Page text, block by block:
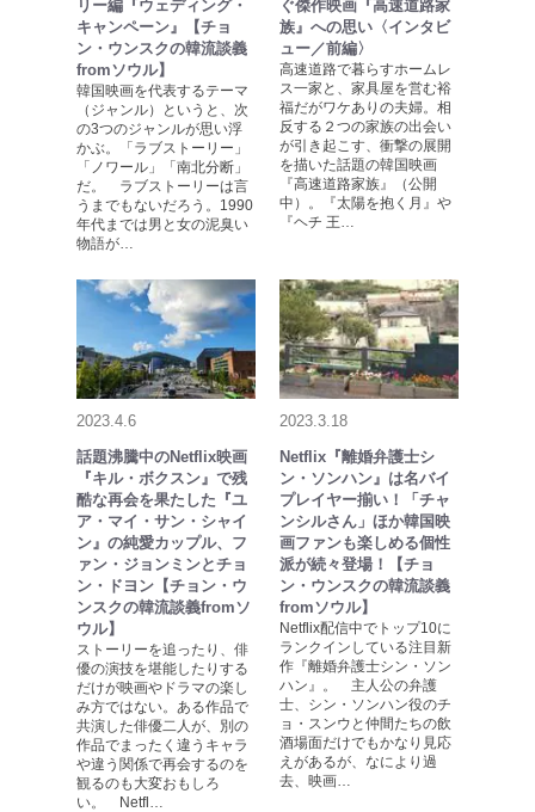
リー編『ウェディング・
キャンペーン』【チョ
ン・ウンスクの韓流談義
fromソウル】
韓国映画を代表するテーマ
（ジャンル）というと、次
の3つのジャンルが思い浮
かぶ。「ラブストーリー」
「ノワール」「南北分断」
だ。 ラブストーリーは言
うまでもないだろう。1990
年代までは男と女の泥臭い
物語が…
ぐ傑作映画『高速道路家
族』への思い〈インタビ
ュー／前編〉
高速道路で暮らすホームレ
ス一家と、家具屋を営む裕
福だがワケありの夫婦。相
反する２つの家族の出会い
が引き起こす、衝撃の展開
を描いた話題の韓国映画
『高速道路家族』（公開
中）。『太陽を抱く月』や
『ヘチ 王…
2023.4.6
話題沸騰中のNetflix映画
『キル・ボクスン』で残
酷な再会を果たした『ユ
ア・マイ・サン・シャイ
ン』の純愛カップル、フ
ァン・ジョンミンとチョ
ン・ドヨン【チョン・ウ
ンスクの韓流談義fromソ
ウル】
ストーリーを追ったり、俳
優の演技を堪能したりする
だけが映画やドラマの楽し
み方ではない。ある作品で
共演した俳優二人が、別の
作品でまったく違うキャラ
や違う関係で再会するのを
観るのも大変おもしろ
い。 Netfl…
2023.3.18
Netflix『離婚弁護士シ
ン・ソンハン』は名バイ
プレイヤー揃い！「チャ
ンシルさん」ほか韓国映
画ファンも楽しめる個性
派が続々登場！【チョ
ン・ウンスクの韓流談義
fromソウル】
Netflix配信中でトップ10に
ランクインしている注目新
作『離婚弁護士シン・ソン
ハン』。 主人公の弁護
士、シン・ソンハン役のチ
ョ・スンウと仲間たちの飲
酒場面だけでもかなり見応
えがあるが、なにより過
去、映画…